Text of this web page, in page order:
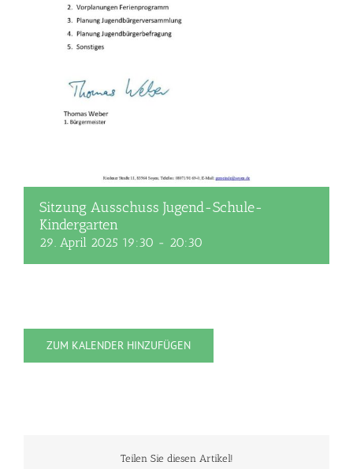
Sitzung Ausschuss Jugend-Schule-
Kindergarten
29. April 2025 19:30 - 20:30
ZUM KALENDER HINZUFÜGEN
Teilen Sie diesen Artikel!